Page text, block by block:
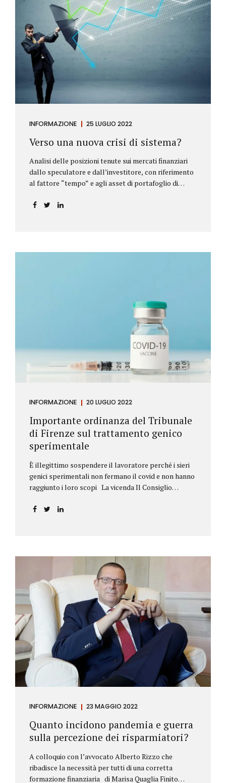
INFORMAZIONE 25 LUGLIO 2022
Verso una nuova crisi di sistema?
Analisi delle posizioni tenute sui mercati finanziari
dallo speculatore e dall’investitore, con riferimento
al fattore “tempo” e agli asset di portafoglio di
l’investitore Nelle definizioni di Wikipedia si legge:
Investitore: è colui che decide di investire il proprio
loro investimenti, mentre gli speculatori cercano...
INFORMAZIONE 20 LUGLIO 2022
Importante ordinanza del Tribunale
di Firenze sul trattamento genico
sperimentale
È illegittimo sospendere il lavoratore perché i sieri
genici sperimentali non fermano il covid e non hanno
raggiunto i loro scopi La vicenda Il Consiglio
alla sospensione di una propria iscritta, a causa del
76/2021. La psicologa ricorreva in via d’urgenza al
Tribunale di Firenze per chiedere la sospensione di
tale provvedimento, gravemente pregiudizievole per
la propria persona, in quanto impeditivo dello
svolgimento della libera professione. Per il Giudice
fiorentino, Dott.ssa Susanna Zanda, il
provvedimento assunto dal Consiglio lede...
INFORMAZIONE 23 MAGGIO 2022
Quanto incidono pandemia e guerra
sulla percezione dei risparmiatori?
A colloquio con l’avvocato Alberto Rizzo che
ribadisce la necessità per tutti di una corretta
formazione finanziaria di Marisa Quaglia Finito